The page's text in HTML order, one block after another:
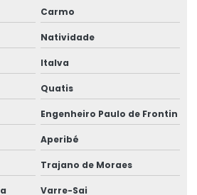
E Produtos
De Preços
Alimentícios
E Industriais
Código De Barras
E Industrial
Carmo
Natividade
Italva
Quatis
Engenheiro Paulo de Frontin
Aperibé
Trajano de Moraes
Varre-Sai